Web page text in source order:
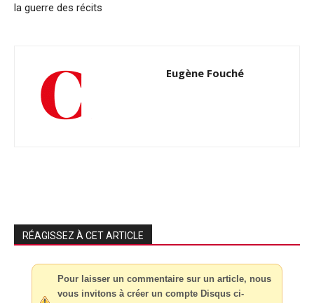
la guerre des récits
Eugène Fouché
RÉAGISSEZ À CET ARTICLE
Pour laisser un commentaire sur un article, nous
vous invitons à créer un compte Disqus ci-